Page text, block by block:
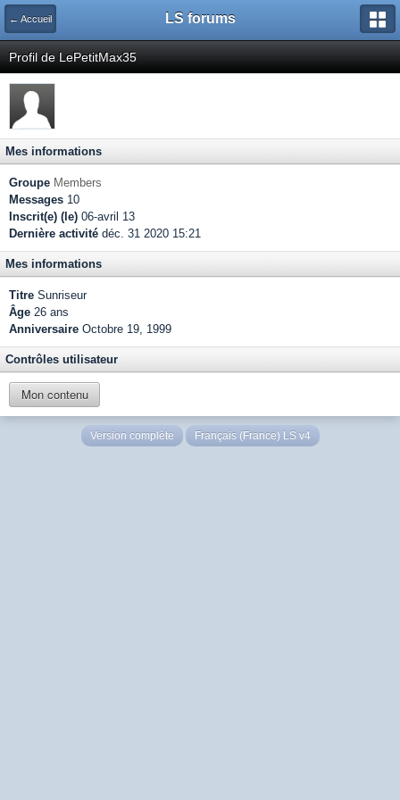
← Accueil LS forums
Profil de LePetitMax35
Mes informations
Groupe Members
Messages 10
Inscrit(e) (le) 06-avril 13
Dernière activité déc. 31 2020 15:21
Mes informations
Titre Sunriseur
Âge 26 ans
Anniversaire Octobre 19, 1999
Contrôles utilisateur
Mon contenu
Version complète Français (France) LS v4